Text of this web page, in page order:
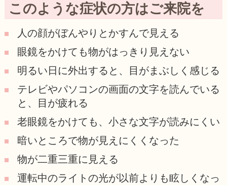
このような症状の方はご来院を
人の顔がぼんやりとかすんで見える
眼鏡をかけても物がはっきり見えない
明るい日に外出すると、目がまぶしく感じる
テレビやパソコンの画面の文字を読んでいる
と、目が疲れる
老眼鏡をかけても、小さな文字が読みにくい
暗いところで物が見えにくくなった
物が二重三重に見える
運転中のライトの光が以前よりも眩しくなっ